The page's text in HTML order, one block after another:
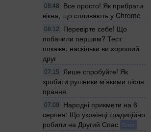
08:48
Все просто! Як прибрати
вікна, що спливають у Chrome
08:12
Перевірте себе! Що
побачили першим? Тест
покаже, наскільки ви хороший
друг
07:15
Лише спробуйте! Як
зробити рушники м’якими після
прання
07:09
Народні прикмети на 6
серпня: Що українці традиційно
робили на Другий Спас Блог